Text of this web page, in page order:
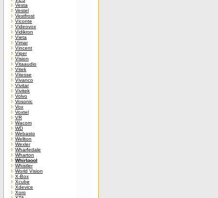
Vesta
Vestel
Vestfrost
Viconte
Videovox
Vidikron
Vieta
Vimar
Vincent
Viper
Vision
Vitaaudio
Vitek
Vitesse
Vivanco
Vivitar
Vivitek
Volvo
Vosonic
Vox
Voxtel
VR
Wacom
WD
Webasto
Wellton
Wexler
Wharfedale
Wharton
Whirlpool
Whistler
World Vision
X-Box
Xcube
Xdevice
Xoro